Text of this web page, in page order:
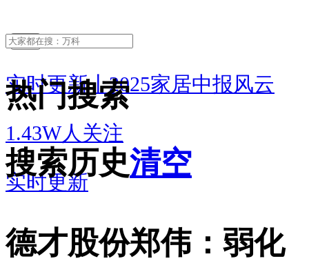
热门搜索
搜索历史清空
关注
实时更新丨2025家居中报风云
1.43W人关注
实时更新
德才股份郑伟：弱化